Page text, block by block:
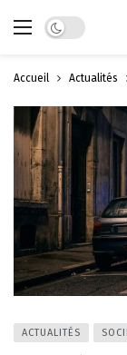
Dark mode
Accueil Actualités
ACTUALITÉS